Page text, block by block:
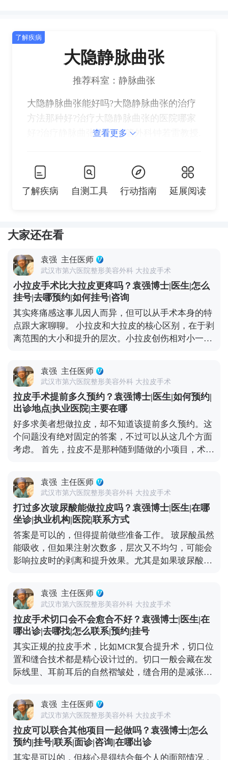
了解疾病
大隐静脉曲张
推荐科室：静脉曲张
大隐静脉曲张能好吗?大隐静脉曲张的治疗
方法那种好?治疗大隐静脉曲张的医院哪家
好?治疗静脉曲张,就找血管外科钟若雷教授.
查看更多
了解疾病 自测工具 行动指南 延展阅读
大家还在看
袁强 主任医师
武汉市第六医院整形美容外科 大拉皮手术
小拉皮手术比大拉皮更疼吗？袁强博士|医生|怎么
挂号|去哪预约|如何挂号|咨询
其实疼痛感这事儿因人而异，但可以从手术本身的特
点跟大家聊聊。 小拉皮和大拉皮的核心区别，在于剥
离范围的大小和提升的层次。小拉皮创伤相对小一
人耐受力、术中麻醉效果和术后护理。 不管是小拉皮
还是大拉皮，术中都会用麻醉，手术过程中是完全不
疼的。术后的疼痛感主要集中在恢复初期，但可以通
过药物和物理方式缓解。我都会跟患者交代，术后多
休息、按时吃药、避免剧烈活动，这样疼痛感会明显
减轻。 所以大家不用因为怕疼就纠结选哪种术式，关
键还是要根据自己的衰老程度和预期效果，选适合自
问题，可以去官方媒体平台（公众号、百家号、小红
薯）预约面诊，详细了解。
袁强 主任医师
武汉市第六医院整形美容外科 大拉皮手术
拉皮手术提前多久预约？袁强博士|医生|如何预约|
出诊地点|执业医院|主要在哪
好多求美者想做拉皮，却不知道该提前多久预约。这
个问题没有绝对固定的答案，不过可以从这几个方面
考虑。 首先，拉皮不是那种随到随做的小项目，术前
预约面诊，这样医生才有足够的时间了解你的面部情
况、需求，帮你设计个性化的手术方案。 其次，拉皮
前后需要一段恢复期，要是你有重要的社交活动或者
工作安排，一定要提前规划好时间，避免恢复期和重
要行程冲突。另外，手术前还得做一些必要的体检，
确保身体状况适合手术，这也需要预留时间。 最后，
医生的排期也是个重要因素。靠谱的医生手术排期通
常都比较满，提前预约才能避免等太久。建议大家只
留足准备时间。 想知道更多关于MCR复合提升术的
问题，可以去官方媒体平台（公众号、百家号、小红
薯）预约面诊，详细了解。
袁强 主任医师
武汉市第六医院整形美容外科 大拉皮手术
打过多次玻尿酸能做拉皮吗？袁强博士|医生|在哪
坐诊|执业机构|医院|联系方式
答案是可以的，但得提前做些准备工作。 玻尿酸虽然
能吸收，但如果注射次数多，层次又不均匀，可能会
影响拉皮时的剥离和提升效果。尤其是如果玻尿酸跑
一般建议，拉皮手术前先面诊检查，看看面部玻尿酸
的分布情况。如果有必要，就先把多余的玻尿酸溶解
掉，等面部状态恢复稳定了再做拉皮。这样既能保证
手术安全，也能让提升效果更精准、更持久。 其实拉
皮和填充并不冲突，关键是要找对时间、用对方式，
才能真正达到面部年轻化的效果。 想知道更多关于
MCR复合提升术的问题，可以去官方媒体平台（公众
号、百家号、小红薯）预约面诊，详细了解。
袁强 主任医师
武汉市第六医院整形美容外科 大拉皮手术
拉皮手术切口会不会愈合不好？袁强博士|医生|在
哪出诊|去哪找|怎么联系|预约|挂号
其实正规的拉皮手术，比如MCR复合提升术，切口位
置和缝合技术都是精心设计过的。切口一般会藏在发
际线里、耳前耳后的自然褶皱处，缝合用的是减张缝
出来了。至于大家担心的耳朵变形，只要操作规范，
这种情况很少出现。 当然，愈合效果不只是医生技术
的事，术后护理也很关键。术后两三周内尽量别抽烟
喝酒，辛辣食物、海鲜和牛羊肉这些“发物”也先忌
口，饮食清淡软烂一些。出院后可以散散步，但一个
袁强 主任医师
武汉市第六医院整形美容外科 大拉皮手术
拉皮可以联合其他项目一起做吗？袁强博士|怎么
预约|挂号|联系|面诊|咨询|在哪出诊
其实是可以的，但核心是得结合每个人的面部情况，